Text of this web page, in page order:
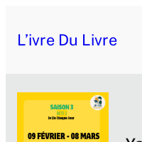
L’ivre Du Livre